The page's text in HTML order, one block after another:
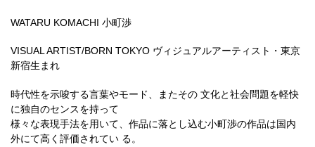
WATARU KOMACHI 小町渉
VISUAL ARTIST/BORN TOKYO ヴィジュアルアーティスト・東京
新宿生まれ
時代性を示唆する言葉やモード、またその 文化と社会問題を軽快
に独自のセンスを持って
様々な表現手法を用いて、作品に落とし込む小町渉の作品は国内
外にて高く評価されてい る。